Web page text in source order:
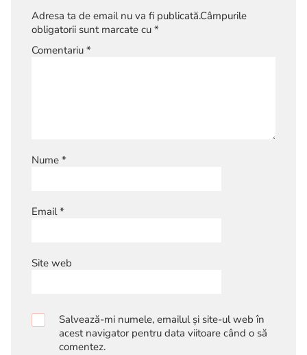
Adresa ta de email nu va fi publicată.Câmpurile
obligatorii sunt marcate cu *
Comentariu *
Nume *
Email*
Site web
Salvează-mi numele, emailul și site-ul web în
acest navigator pentru data viitoare când o să
comentez.